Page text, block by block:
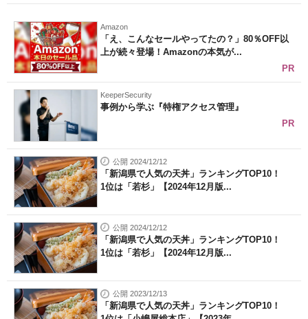
Amazon
「え、こんなセールやってたの？」80％OFF以
上が続々登場！Amazonの本気が...
PR
KeeperSecurity
事例から学ぶ『特権アクセス管理』
PR
公開 2024/12/12
「新潟県で人気の天丼」ランキングTOP10！
1位は「若杉」【2024年12月版...
公開 2024/12/12
「新潟県で人気の天丼」ランキングTOP10！
1位は「若杉」【2024年12月版...
公開 2023/12/13
「新潟県で人気の天丼」ランキングTOP10！